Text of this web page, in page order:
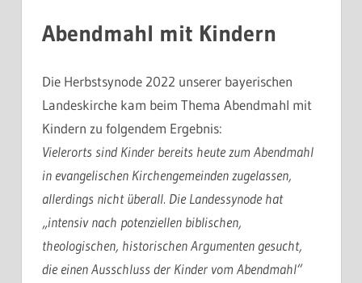
Abendmahl mit Kindern
Die Herbstsynode 2022 unserer bayerischen
Landeskirche kam beim Thema Abendmahl mit
Kindern zu folgendem Ergebnis:
Vielerorts sind Kinder bereits heute zum Abendmahl
in evangelischen Kirchengemeinden zugelassen,
allerdings nicht überall. Die Landessynode hat
„intensiv nach potenziellen biblischen,
theologischen, historischen Argumenten gesucht,
die einen Ausschluss der Kinder vom Abendmahl“